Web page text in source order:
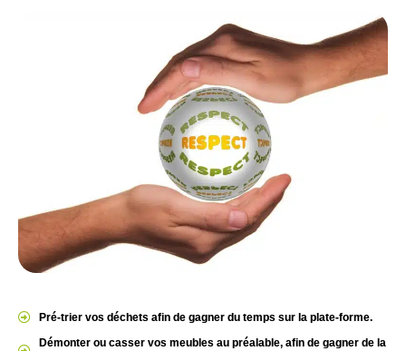
Pré-trier vos déchets afin de gagner du temps sur la plate-forme.
Démonter ou casser vos meubles au préalable, afin de gagner de la